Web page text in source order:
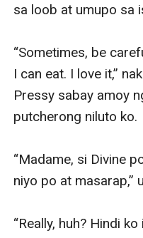
sa loob at umupo sa
“Sometimes, be
I can eat. I love it,”
Pressy sabay amoy
putcherong niluto ko.
“Madame, si Divine
niyo po at masarap,”
“Really, huh? Hindi